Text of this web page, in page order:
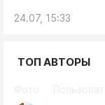
24.07, 15:33
ТОП АВТОРЫ